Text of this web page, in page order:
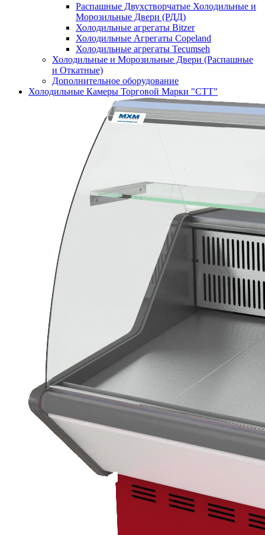
Распашные Двухстворчатые Холодильные и
Морозильные Двери (РДД)
Холодильные агрегаты Bitzer
Холодильные Агрегаты Copeland
Холодильные агрегаты Tecumseh
Холодильные и Морозильные Двери (Распашные
и Откатные)
Дополнительное оборудование
Холодильные Камеры Торговой Марки "СТТ"